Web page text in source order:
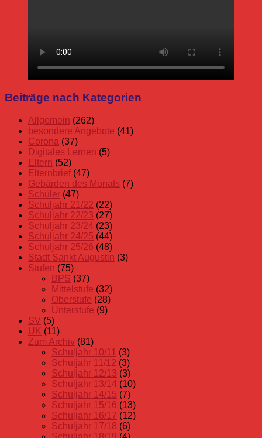
Allgemein
Schuljahr
AdventssingenGottesdienstWeihnachtsmarkt
Beiträge nach Kategorien
Allgemein (262)
besondere Angebote (41)
Corona (37)
Digitales Lernen (5)
Eltern (52)
Elternbrief(47)
Gebärden des Monats (7)
Schüler (47)
Schuljahr 21/22 (22)
Schuljahr 22/23 (27)
Schuljahr 23/24 (23)
Schuljahr 24/25 (44)
Schuljahr 25/26 (48)
Stadt Sankt Augustin (3)
Stufen (75)
BPS (37)
Mittelstufe (32)
Oberstufe (28)
Unterstufe (9)
SV (5)
UK (11)
Zum Archiv (81)
Schuljahr 10/11 (3)
Schuljahr 11/12 (3)
Schuljahr 12/13 (3)
Schuljahr 13/14 (10)
Schuljahr 14/15 (7)
Schuljahr 15/16 (13)
Schuljahr 16/17 (12)
Schuljahr 17/18 (6)